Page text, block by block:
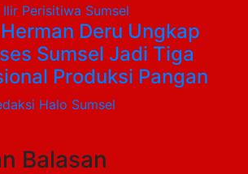
Ilir Perisitiwa Sumsel
Deru Ungkap
Sumsel Jadi Tiga
Produksi Pangan
Halo Sumsel
Balasan